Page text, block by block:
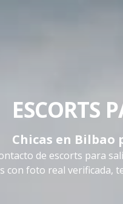
ESCORTS
Chicas en Bilbao
de escorts para
con foto real verificada,